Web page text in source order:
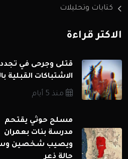
كتابات وتحليلات
الاكثر قراءة
قتلى وجرحى في تجدد
الاشتباكات القبلية
منذ 5 أيام
مسلح حوثي يقتحم
مدرسة بنات بعمران
ويصيب شخصين
حالة ذعر